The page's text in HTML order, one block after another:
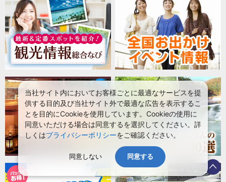
当社サイト内においてお客様ごとに最適なサービスを提
供する目的及び当社サイト外で最適な広告を表示するこ
とを目的にCookieを使用しています。Cookieの使用に
同意いただける場合は同意するを選択してください。詳
しくはプライバシーポリシーをご確認ください。
同意しない 同意する